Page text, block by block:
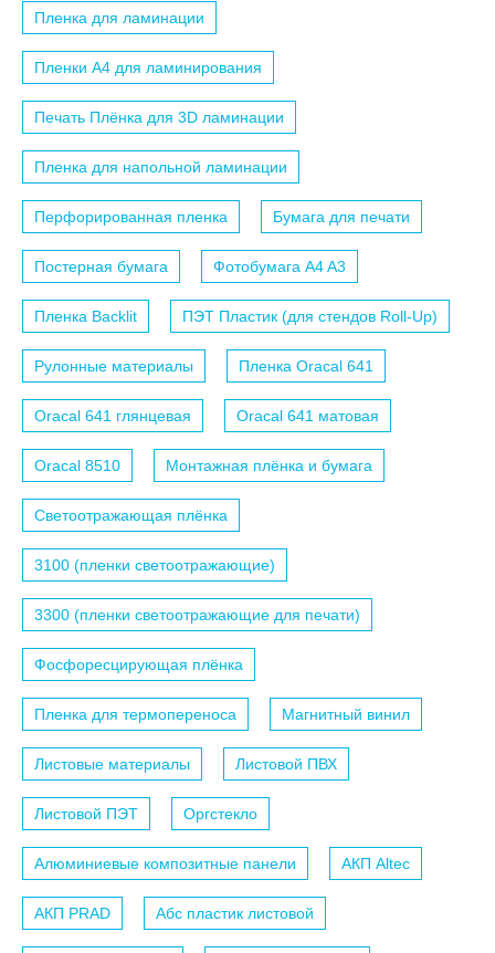
Пленка для ламинации
Пленки A4 для ламинирования
Печать Плёнка для 3D ламинации
Пленка для напольной ламинации
Перфорированная пленка Бумага для печати
Постерная бумага Фотобумага A4 A3
Пленка Backlit ПЭТ Пластик (для стендов Roll-Up)
Рулонные материалы Пленка Oracal 641
Oracal 641 глянцевая Oracal 641 матовая
Oracal 8510 Монтажная плёнка и бумага
Светоотражающая плёнка
3100 (пленки светоотражающие)
3300 (пленки светоотражающие для печати)
Фосфоресцирующая плёнка
Пленка для термопереноса Магнитный винил
Листовые материалы Листовой ПВХ
Листовой ПЭТ Оргстекло
Алюминиевые композитные панели АКП Altec
АКП PRAD Абс пластик листовой